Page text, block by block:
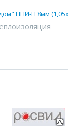
ППИ-П 8мм